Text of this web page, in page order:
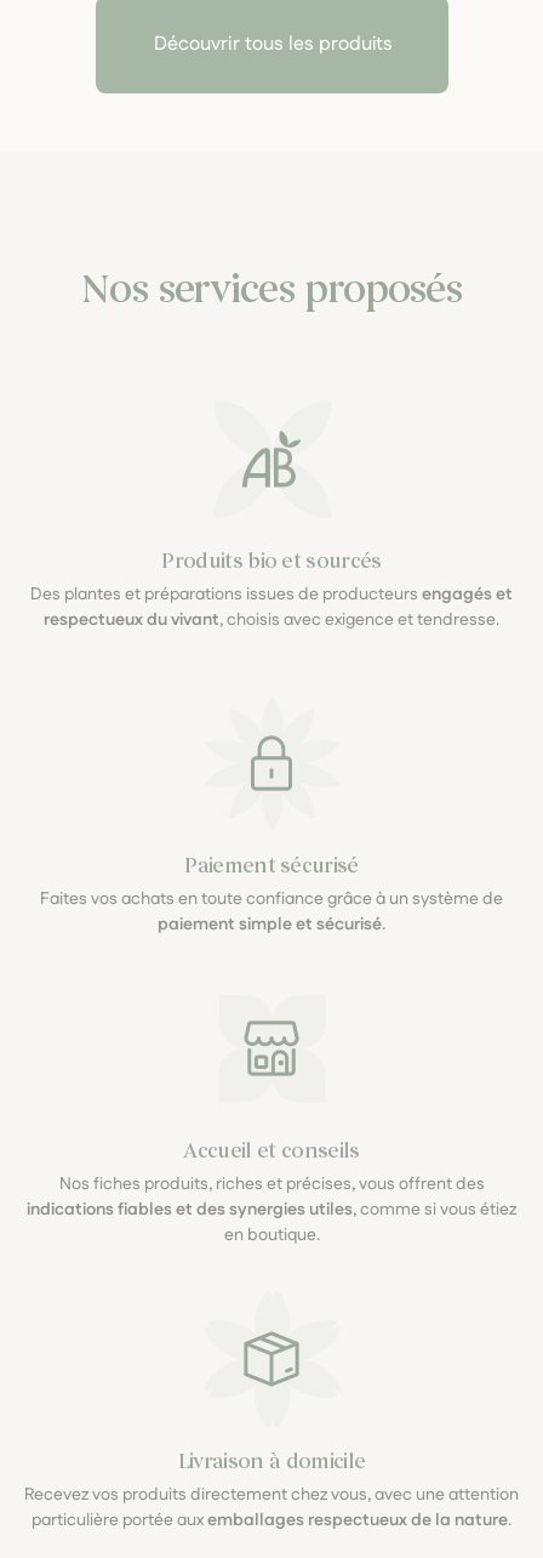
Découvrir tous les produits
Nos services proposés
Produits bio et sourcés
Des plantes et préparations issues de producteurs engagés et
respectueux du vivant, choisis avec exigence et tendresse.
Paiement sécurisé
Faites vos achats en toute confiance grâce à un système de
paiement simple et sécurisé.
Accueil et conseils
Nos fiches produits, riches et précises, vous offrent des
indications fiables et des synergies utiles, comme si vous étiez
en boutique.
Livraison à domicile
Recevez vos produits directement chez vous, avec une attention
particulière portée auxemballages respectueux de la nature.